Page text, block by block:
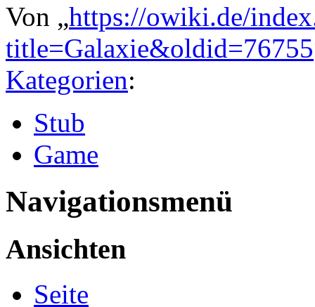
Von „https://owiki.de/
title=Galaxie&oldid=76755
Kategorien:
Stub
Game
Navigationsmenü
Ansichten
Seite